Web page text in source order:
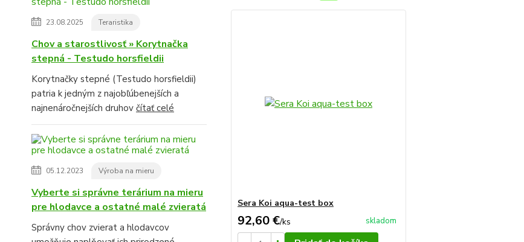
23.08.2025 Teraristika
Chov a starostlivosť » Korytnačka
stepná - Testudo horsfieldii
Korytnačky stepné (Testudo horsfieldii)
patria k jedným z najobľúbenejších a
najnenáročnejších druhov čítať celé
05.12.2023 Výroba na mieru
Vyberte si správne terárium na mieru
pre hlodavce a ostatné malé zvieratá
Správny chov zvierat a hlodavcov
Sera Koi aqua-test box
92,60 €/ks skladom